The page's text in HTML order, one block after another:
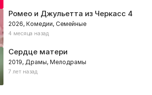
Ромео и Джульетта из Черкасс 4
2026, Комедии, Семейные
4 месяца назад
Сердце матери
2019, Драмы, Мелодрамы
7 лет назад